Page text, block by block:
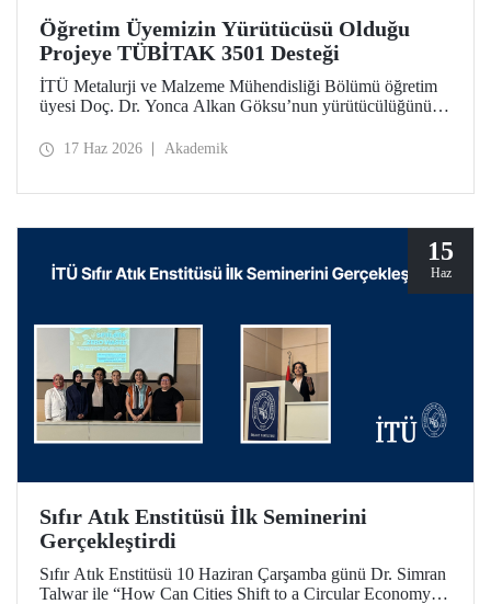
Öğretim Üyemizin Yürütücüsü Olduğu
Projeye TÜBİTAK 3501 Desteği
İTÜ Metalurji ve Malzeme Mühendisliği Bölümü öğretim
üyesi Doç. Dr. Yonca Alkan Göksu’nun yürütücülüğünü
Geri Dönüşümü ve Geri Dönüştürülmüş PET İçeriğinin
desteklenmeye hak kazandı.
17 Haz 2026 Akademik
15
Haz
Sıfır Atık Enstitüsü İlk Seminerini
Gerçekleştirdi
Sıfır Atık Enstitüsü 10 Haziran Çarşamba günü Dr. Simran
Talwar ile “How Can Cities Shift to a Circular Economy? -